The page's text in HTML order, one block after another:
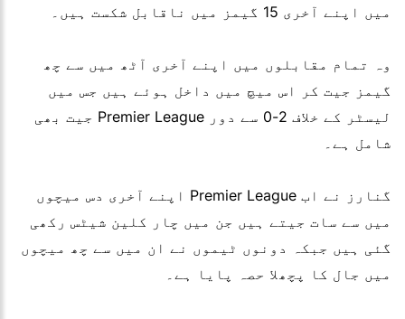
میں اپنے آخری 15 گیمز میں ناقابل شکست ہیں۔
وہ تمام مقابلوں میں اپنے آخری آٹھ میں سے چھ
گیمز جیت کر اس میچ میں داخل ہوئے ہیں جس میں
لیسٹر کے خلاف 2-0 سے دور Premier League جیت بھی
شامل ہے۔
گنارز نے اب Premier League اپنے آخری دس میچوں
میں سے سات جیتے ہیں جن میں چار کلین شیٹس رکھی
گئی ہیں جبکہ دونوں ٹیموں نے ان میں سے چھ میچوں
میں جال کا پچھلا حصہ پایا ہے۔